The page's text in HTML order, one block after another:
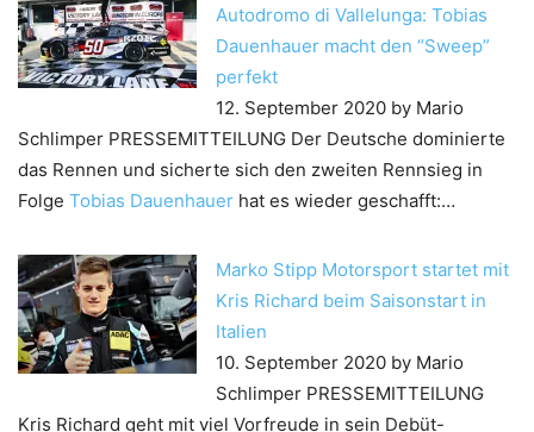
Autodromo di Vallelunga: Tobias
Dauenhauer macht den “Sweep”
perfekt
12. September 2020 by Mario
Schlimper PRESSEMITTEILUNG Der Deutsche dominierte
das Rennen und sicherte sich den zweiten Rennsieg in
Folge Tobias Dauenhauer hat es wieder geschafft:…
Marko Stipp Motorsport startet mit
Kris Richard beim Saisonstart in
Italien
10. September 2020 by Mario
Schlimper PRESSEMITTEILUNG
Kris Richard geht mit viel Vorfreude in sein Debüt-